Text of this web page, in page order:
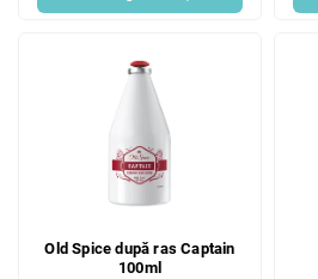
Old Spice după ras Captain
100ml